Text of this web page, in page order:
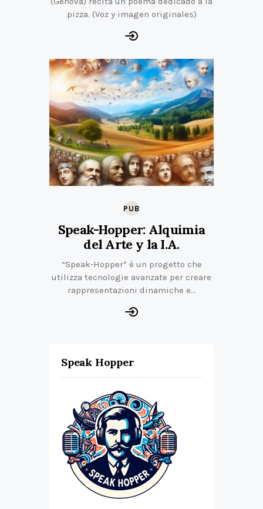
pizza. (Voz y imagen originales)
PUB
Speak-Hopper: Alquimia
del Arte y la I.A.
“Speak-Hopper” è un progetto che
utilizza tecnologie avanzate per creare
rappresentazioni dinamiche e…
Speak Hopper